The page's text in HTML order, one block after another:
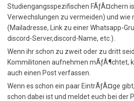
Studiengangsspezifischen FÃƒÂ¤chern
Verwechslungen zu vermeiden) und wie
(Mailadresse, Link zu einer Whatsapp-
discord-Server,discord-Name, etc.).
Wenn ihr schon zu zweit oder zu dritt
Kommilitonen aufnehmen mÃƒÂ¶chtet,
auch einen Post verfassen.
Wenn es schon ein paar EintrÃƒÂ¤ge
schon dabei ist und meldet euch bei der